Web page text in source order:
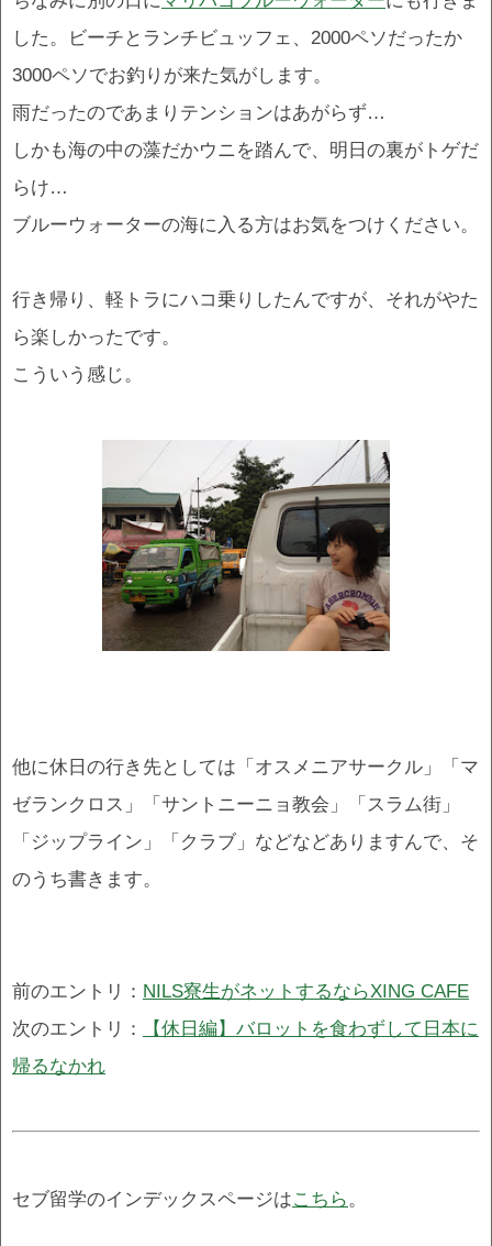
した。ビーチとランチビュッフェ、2000ペソだったか
3000ペソでお釣りが来た気がします。
雨だったのであまりテンションはあがらず…
しかも海の中の藻だかウニを踏んで、明日の裏がトゲだ
らけ…
ブルーウォーターの海に入る方はお気をつけください。
行き帰り、軽トラにハコ乗りしたんですが、それがやた
ら楽しかったです。
こういう感じ。
他に休日の行き先としては「オスメニアサークル」「マ
ゼランクロス」「サントニーニョ教会」「スラム街」
「ジップライン」「クラブ」などなどありますんで、そ
のうち書きます。
前のエントリ： NILS寮生がネットするならXING CAFE
次のエントリ：
【休日編】バロットを食わずして日本に
帰るなかれ
セブ留学のインデックスページはこちら。